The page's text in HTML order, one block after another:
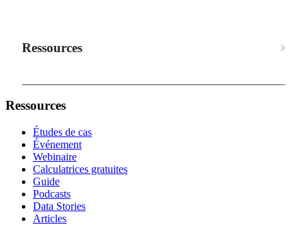
Ressources
Ressources
Études de cas
Événement
Webinaire
Calculatrices gratuites
Guide
Podcasts
Data Stories
Articles